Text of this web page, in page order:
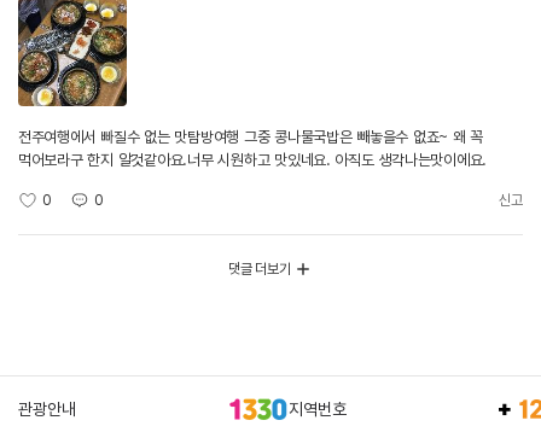
전주여행에서 빠질수 없는 맛탐방여행 그중 콩나물국밥은 빼놓을수 없죠~ 왜 꼭
먹어보라구 한지 알것같아요.너무 시원하고 맛있네요. 아직도 생각나는맛이에요.
0 0 신고
댓글 더보기
관광안내 지역번호